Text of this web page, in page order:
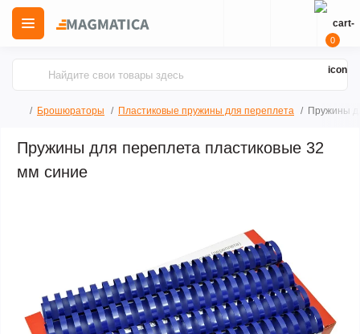
0
Брошюраторы Пластиковые пружины для переплета Пружины
Пружины для переплета пластиковые 32
мм синие